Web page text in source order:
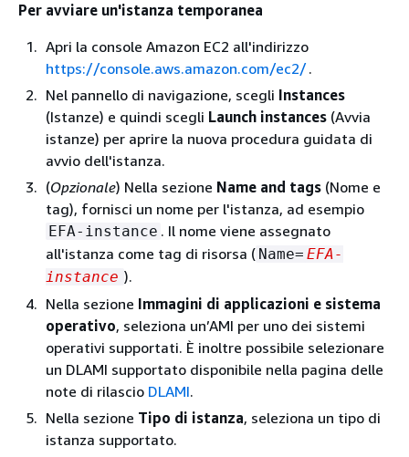
Per avviare un'istanza temporanea
Apri la console Amazon EC2 all'indirizzo
https://console.aws.amazon.com/ec2/.
Nel pannello di navigazione, scegli Instances
(Istanze) e quindi scegli Launch instances (Avvia
istanze) per aprire la nuova procedura guidata di
avvio dell'istanza.
(Opzionale) Nella sezione Name and tags (Nome e
tag), fornisci un nome per l'istanza, ad esempio
EFA-instance . Il nome viene assegnato
all'istanza come tag di risorsa ( Name= EFA-
instance ).
Nella sezione Immagini di applicazioni e sistema
operativo, seleziona un’AMI per uno dei sistemi
operativi supportati. È inoltre possibile selezionare
un DLAMI supportato disponibile nella pagina delle
note di rilascio DLAMI.
Nella sezione Tipo di istanza, seleziona un tipo di
istanza supportato.